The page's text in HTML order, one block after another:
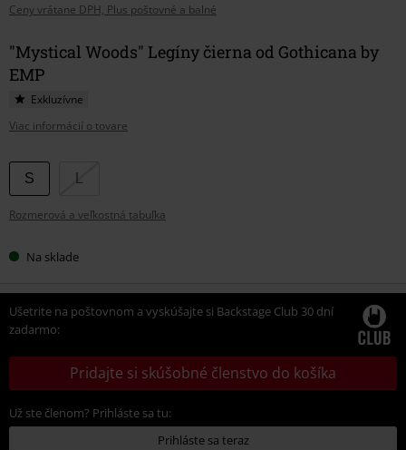
Ceny vrátane DPH, Plus poštovné a balné
"Mystical Woods" Legíny čierna od Gothicana by
EMP
Exkluzívne
Viac informácií o tovare
Vyberte
si
veľkosť
S
Rozmerová a veľkostná tabuľka
Na sklade
Ušetrite na poštovnom a vyskúšajte si Backstage Club 30 dní
zadarmo:
Pridajte si skúšobné členstvo do košíka
Už ste členom? Prihláste sa tu:
Prihláste sa teraz